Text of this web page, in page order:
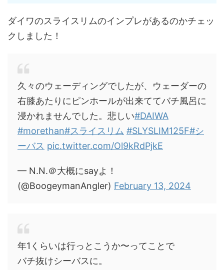
ダイワのスライスリムのインプレがあるのかチェッ
クしました！
久々のウェーディングでしたが、ウェーダーの
右膝あたりにピンホールが出来ててバチ風呂に
浸かれませんでした。悲しい#DAIWA
#morethan#スライスリム #SLYSLIM125F#シ
ーバス pic.twitter.com/Ol9kRdPjkE
— N.N.＠大概にsayよ！
(@BoogeymanAngler) February 13, 2024
年1くらいは行っとこうか〜ってことで
バチ抜けシーバスに。